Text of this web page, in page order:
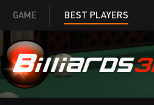
GAME BEST PLAYERS